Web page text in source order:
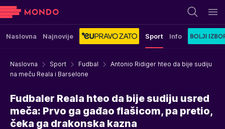
Naslovna Najnovije Sport Info
Naslovna Sport Fudbal
Antonio Ridiger hteo da bije sudiju
na meču Reala i Barselone
Fudbaler Reala hteo da bije sudiju usred
meča: Prvo ga gađao flašicom, pa pretio,
čeka ga drakonska kazna